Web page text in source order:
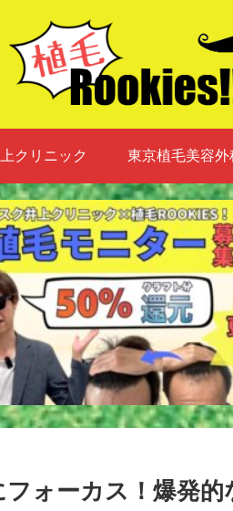
クリニック 東京植毛美容外
ォーカス！爆発的